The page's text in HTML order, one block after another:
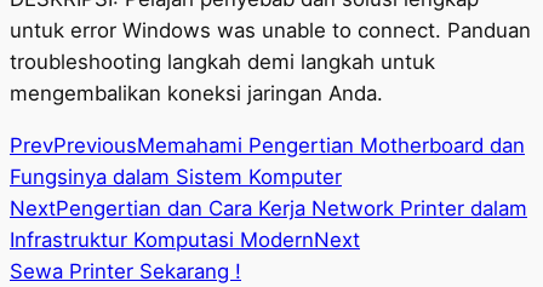
untuk error Windows was unable to connect. Panduan
troubleshooting langkah demi langkah untuk
mengembalikan koneksi jaringan Anda.
PrevPreviousMemahami Pengertian Motherboard dan
Fungsinya dalam Sistem Komputer
NextPengertian dan Cara Kerja Network Printer dalam
Infrastruktur Komputasi ModernNext
Sewa Printer Sekarang !